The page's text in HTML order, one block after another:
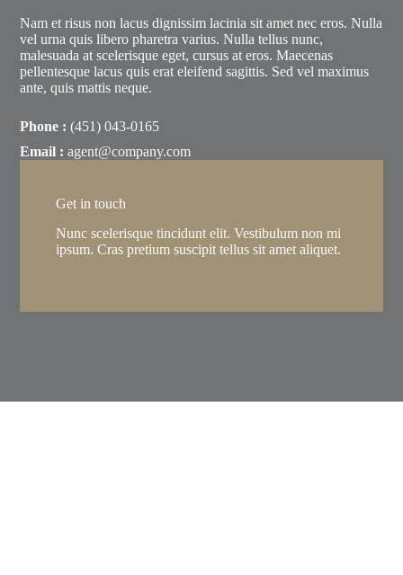
Nam et risus non lacus dignissim lacinia sit amet nec eros. Nulla
vel urna quis libero pharetra varius. Nulla tellus nunc,
malesuada at scelerisque eget, cursus at eros. Maecenas
pellentesque lacus quis erat eleifend sagittis. Sed vel maximus
ante, quis mattis neque.
Phone : (451) 043-0165
Email : agent@company.com
Get in touch
Nunc scelerisque tincidunt elit. Vestibulum non mi
ipsum. Cras pretium suscipit tellus sit amet aliquet.